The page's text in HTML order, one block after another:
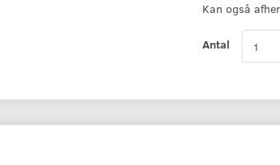
Kan også
Antal